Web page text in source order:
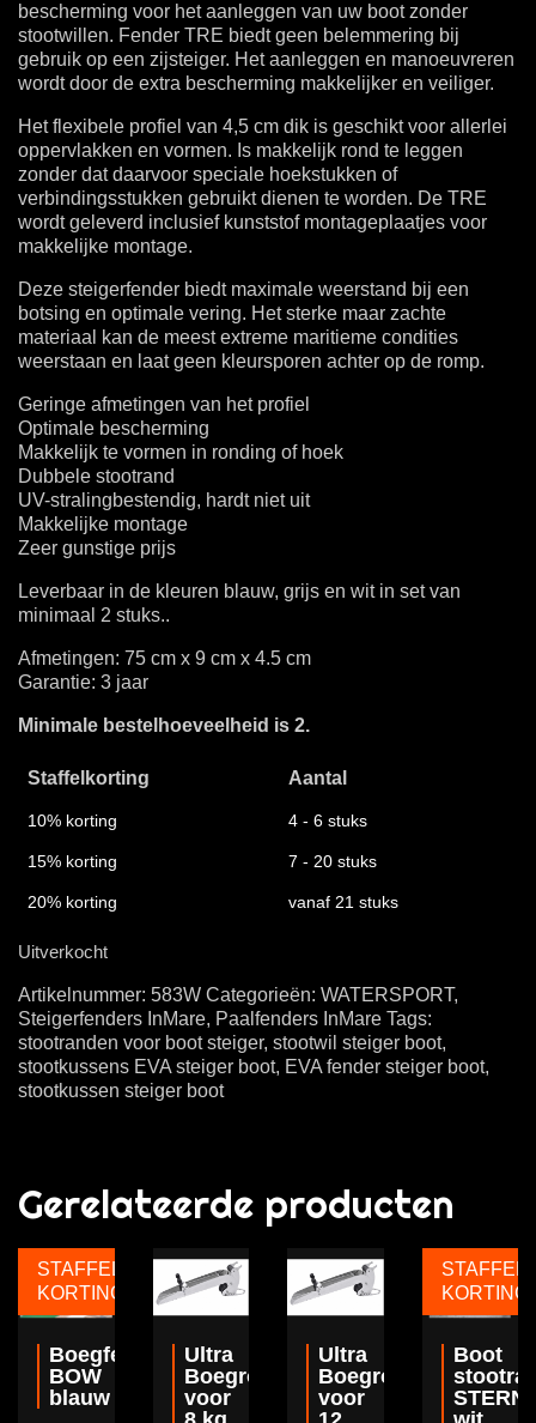
bescherming voor het aanleggen van uw boot zonder
stootwillen. Fender TRE biedt geen belemmering bij
gebruik op een zijsteiger. Het aanleggen en manoeuvreren
wordt door de extra bescherming makkelijker en veiliger.
Het flexibele profiel van 4,5 cm dik is geschikt voor allerlei
oppervlakken en vormen. Is makkelijk rond te leggen
zonder dat daarvoor speciale hoekstukken of
verbindingsstukken gebruikt dienen te worden. De TRE
wordt geleverd inclusief kunststof montageplaatjes voor
makkelijke montage.
Deze steigerfender biedt maximale weerstand bij een
botsing en optimale vering. Het sterke maar zachte
materiaal kan de meest extreme maritieme condities
weerstaan en laat geen kleursporen achter op de romp.
Geringe afmetingen van het profiel
Optimale bescherming
Makkelijk te vormen in ronding of hoek
Dubbele stootrand
UV-stralingbestendig, hardt niet uit
Makkelijke montage
Zeer gunstige prijs
Leverbaar in de kleuren blauw, grijs en wit in set van
minimaal 2 stuks..
Afmetingen: 75 cm x 9 cm x 4.5 cm
Garantie: 3 jaar
Minimale bestelhoeveelheid is 2.
Staffelkorting Aantal
10% korting 4 - 6 stuks
15% korting 7 - 20 stuks
20% korting vanaf 21 stuks
Uitverkocht
Artikelnummer: 583W Categorieën: WATERSPORT,
Steigerfenders InMare, Paalfenders InMare Tags:
stootranden voor boot steiger, stootwil steiger boot,
stootkussens EVA steiger boot, EVA fender steiger boot,
stootkussen steiger boot
Gerelateerde producten
STAFFEL
KORTING
Boegfender
BOW
blauw
Ultra
Boegroller
voor
Ultra
Boegroller
voor
STAFFEL
KORTING
Boot
STERN